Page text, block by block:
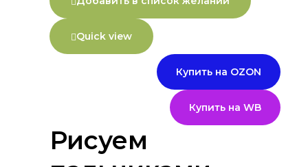
Quick view
Купить на OZON
Купить на WB
Рисуем